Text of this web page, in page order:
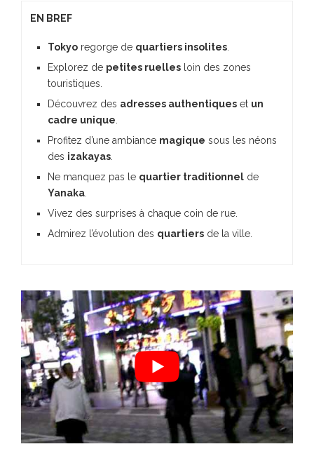
EN BREF
Tokyo regorge de quartiers insolites
Explorez de petites ruelles loin des zones
touristiques.
Découvrez des adresses authentiques et un
cadre unique
Profitez d’une ambiance magique sous les néons
des izakayas
Ne manquez pas le quartier traditionnel de
Yanaka
Vivez des surprises à chaque coin de rue.
Admirez l’évolution des quartiers de la ville.